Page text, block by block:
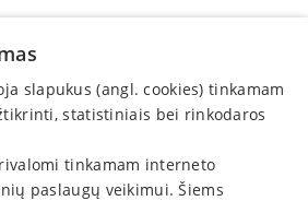
resolution
rights
slapukus (angl. cookies) tinkamam
statistiniais bei rinkodaros
tinkamam interneto
paslaugų veikimui. Šiems